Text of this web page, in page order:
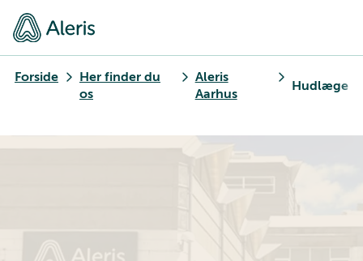
Forside
Her finder du
os
Aleris
Aarhus
Hudlæge